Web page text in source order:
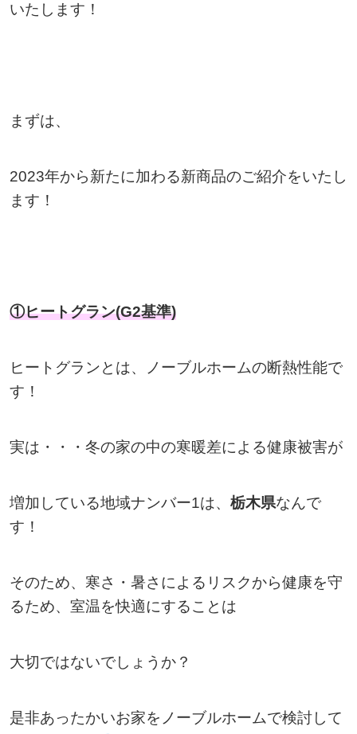
いたします！
まずは、
2023年から新たに加わる新商品のご紹介をいたし
ます！
①ヒートグラン(G2基準)
ヒートグランとは、ノーブルホームの断熱性能で
す！
実は・・・冬の家の中の寒暖差による健康被害が
増加している地域ナンバー1は、 栃木県なんで
す！
そのため、寒さ・暑さによるリスクから健康を守
るため、室温を快適にすることは
大切ではないでしょうか？
是非あったかいお家をノーブルホームで検討して